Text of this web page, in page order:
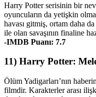
Harry Potter serisinin bir
oyuncuların da yetişkin
havası gitmiş, ortam daha
ile olan savaşının finaline
-IMDB Puanı: 7.7
11) Harry Potter:
Ölüm Yadigarları’nın
filmdir. Karakterler arası